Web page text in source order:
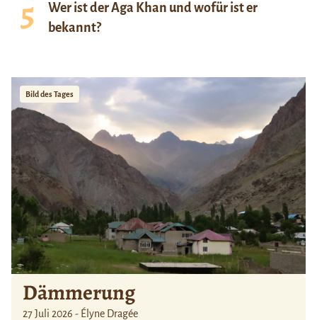
Wer ist der Aga Khan und wofür ist er
bekannt?
Bild des Tages
Dämmerung
27 Juli 2026 - Élyne Dragée